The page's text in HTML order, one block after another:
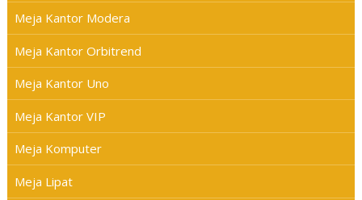
Meja Kantor Modera
Meja Kantor Orbitrend
Meja Kantor Uno
Meja Kantor VIP
Meja Komputer
Meja Lipat